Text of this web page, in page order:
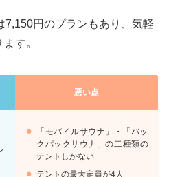
7,150円のプランもあり、気軽
す。
悪い点
「モバイルサウナ」・「バッ
クパックサウナ」の二種類の
テントしかない
テントの最大定員が4人